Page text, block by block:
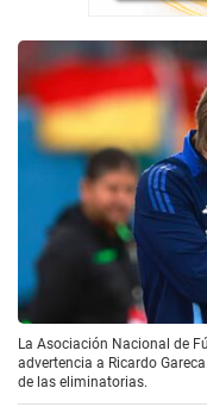
La Asociación Nacional de
advertencia a Ricardo
de las eliminatorias.